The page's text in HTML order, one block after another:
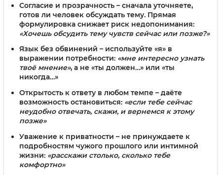
Согласие и прозрачность – сначала уточняете,
готов ли человек обсуждать тему. Прямая
формулировка снижает риск недопонимания:
«Хочешь обсудить тему чувств сейчас или позже?»
Язык без обвинений – используйте «я» в
выражении потребности: «мне интересно узнать
твоё мнение», а не «ты должен…» или «ты
никогда…»
Открытость к ответу в любом темпе – даёте
возможность остановиться: «если тебе сейчас
неудобно отвечать, скажи, и вернемся к этому
позже»
Уважение к приватности – не принуждаете к
подробностям чужого прошлого или интимной
жизни: «расскажи столько, сколько тебе
комфортно»